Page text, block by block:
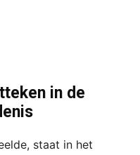
in de
staat in het